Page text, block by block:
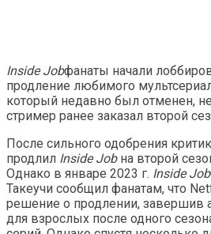
Inside Jobфанаты начали
продление любимого
который недавно был отменен,
стример ранее заказал второй
После сильного одобрения
продлил Inside Jobна второй
Однако в январе 2023 г. Inside Job
Такеучи сообщил фанатам, что
решение о продлении, завершив
для взрослых после одного